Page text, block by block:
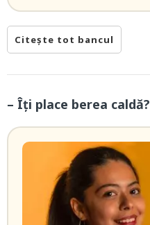
Citește tot bancul
– Îţi place berea caldă?